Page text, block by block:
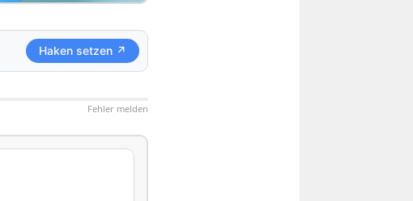
Haken setzen ↗
Fehler melden